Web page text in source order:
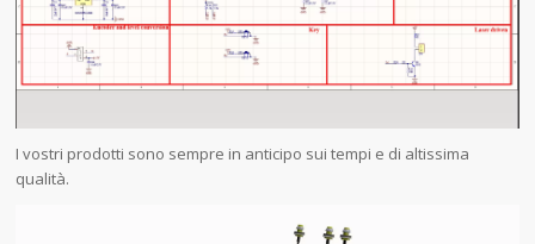
I vostri prodotti sono sempre in anticipo sui tempi e di altissima
qualità.